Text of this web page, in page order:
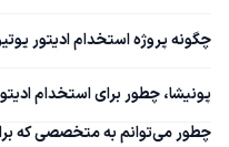
چگونه پروژه استخدام ادیتور
پونیشا، چطور برای استخدام
چطور می‌توانم به متخصصی که